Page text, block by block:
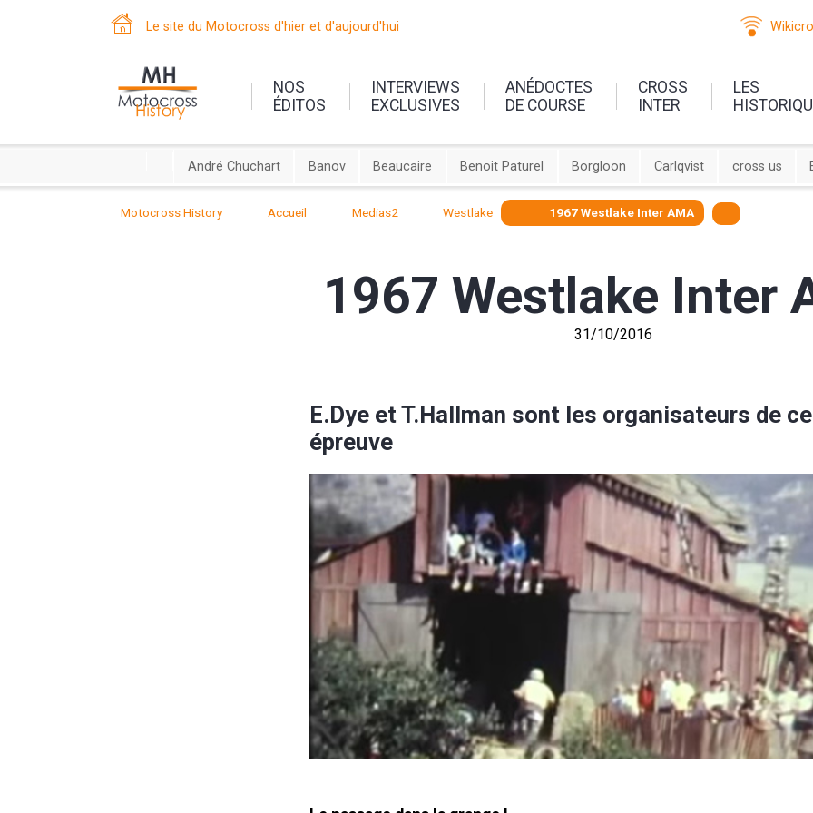
Le site du Motocross d'hier et d'aujourd'hui
NOS
ÉDITOS
INTERVIEWS
EXCLUSIVES
ANÉDOCTES
DE COURSE
CROSS
INTER
LES
André Chuchart Banov Beaucaire Benoit Paturel Borgloon Carlqvist cross us
Motocross History Accueil Medias2 Westlake 1967 Westlake Inter AMA
1967 Westlake Inter
31/10/2016
E.Dye et T.Hallman sont les organisateurs de
épreuve